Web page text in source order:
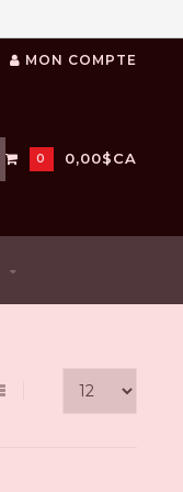
MON COMPTE
Utilisez
les
et
pour
sélectionner
disponible.
Appuyez
0 0,00$CA